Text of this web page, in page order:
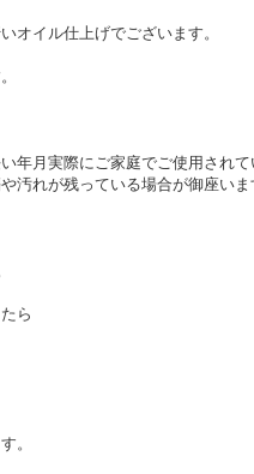
オイル仕上げでございます。
年月実際にご家庭でご使用され
汚れが残っている場合が御座い
ら
。